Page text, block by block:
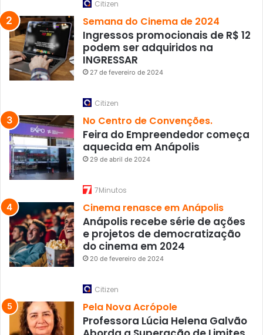
Citizen
Semana do Cinema de 2024
Ingressos promocionais de R$ 12
podem ser adquiridos na
INGRESSAR
27 de fevereiro de 2024
Citizen
No Centro de Convenções.
Feira do Empreendedor começa
aquecida em Anápolis
29 de abril de 2024
7Minutos
Cinema renasce em Anápolis
Anápolis recebe série de ações
e projetos de democratização
do cinema em 2024
20 de fevereiro de 2024
Citizen
Pela Nova Acrópole
Professora Lúcia Helena Galvão